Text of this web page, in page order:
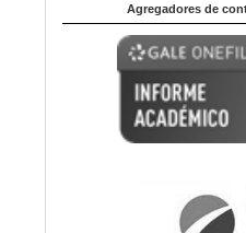
Agregadores de